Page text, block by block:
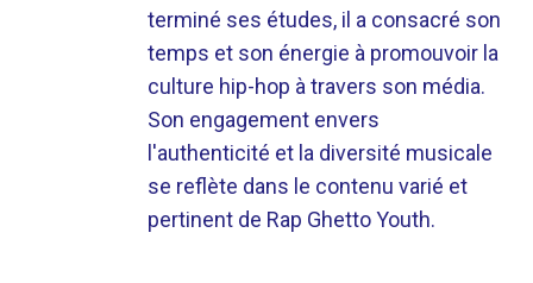
terminé ses études, il a consacré son
temps et son énergie à promouvoir la
culture hip-hop à travers son média.
Son engagement envers
l'authenticité et la diversité musicale
se reflète dans le contenu varié et
pertinent de Rap Ghetto Youth.